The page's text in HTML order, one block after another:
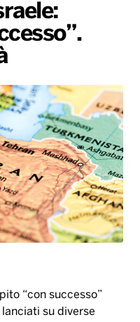
2026
“con successo”
lanciati su diverse